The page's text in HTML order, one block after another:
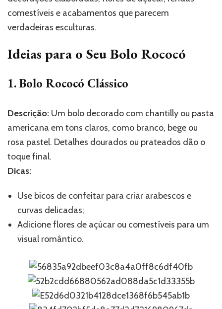
comestíveis e acabamentos que parecem
verdadeiras esculturas.
Ideias para o Seu Bolo Rococó
1. Bolo Rococó Clássico
Descrição: Um bolo decorado com chantilly ou pasta
americana em tons claros, como branco, bege ou
rosa pastel. Detalhes dourados ou prateados dão o
toque final.
Dicas:
Use bicos de confeitar para criar arabescos e
curvas delicadas;
Adicione flores de açúcar ou comestíveis para um
visual romântico.